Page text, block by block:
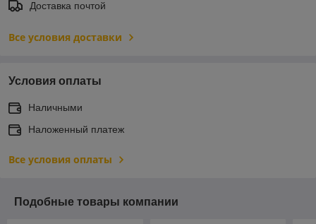
Доставка почтой
Все условия доставки
Условия оплаты
Наличными
Наложенный платеж
Все условия оплаты
Подобные товары компании